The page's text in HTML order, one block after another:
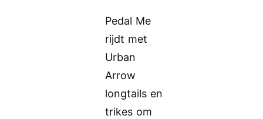
Pedal Me
rijdt met
Urban
Arrow
longtails en
trikes om